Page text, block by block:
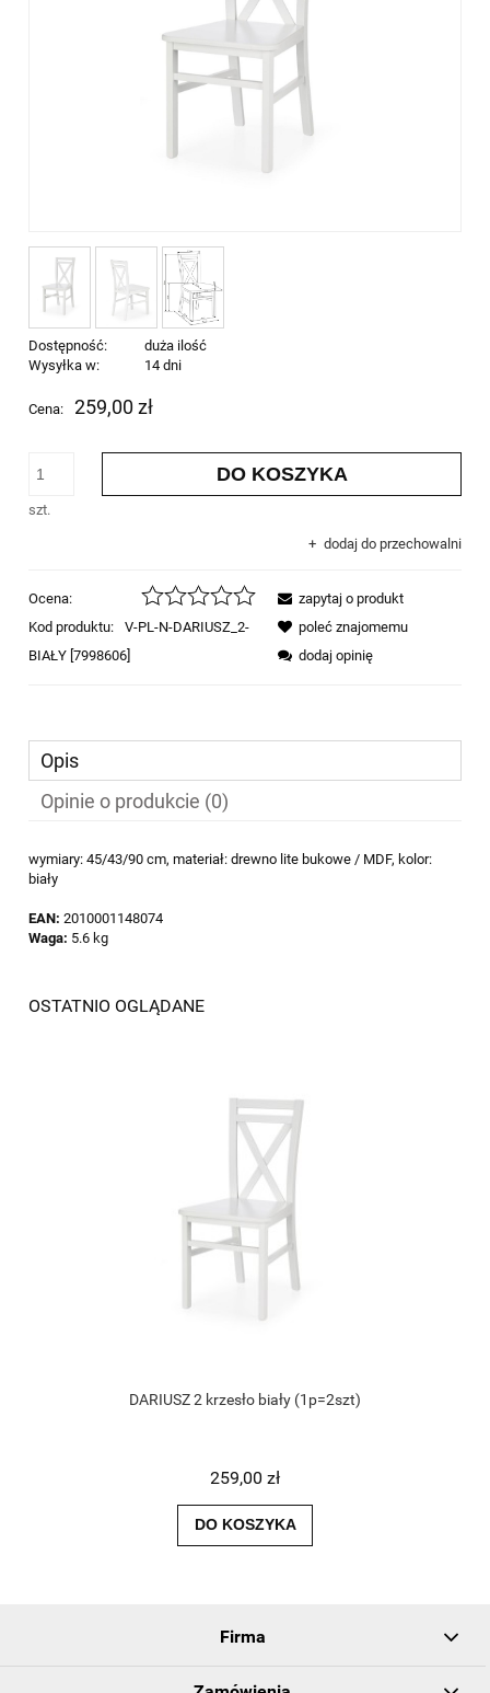
Dostępność:
duża ilość
Wysyłka w:
14 dni
Cena: 259,00 zł
szt.
DO KOSZYKA
dodaj do przechowalni
Ocena:
Kod produktu:
V-PL-N-DARIUSZ_2-
BIAŁY [7998606]
zapytaj o produkt
poleć znajomemu
dodaj opinię
Opis
Opinie o produkcie (0)
wymiary: 45/43/90 cm, materiał: drewno lite bukowe / MDF, kolor:
biały
EAN: 2010001148074
Waga: 5.6 kg
OSTATNIO OGLĄDANE
DARIUSZ 2 krzesło biały (1p=2szt)
259,00 zł
DO KOSZYKA
Firma